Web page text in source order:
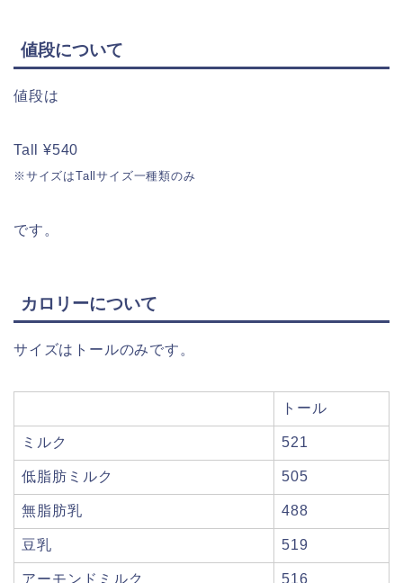
値段について
値段は
Tall ¥540
※サイズはTallサイズ一種類のみ
です。
カロリーについて
サイズはトールのみです。
トール
ミルク 521
低脂肪ミルク 505
無脂肪乳 488
豆乳 519
アーモンドミルク 516